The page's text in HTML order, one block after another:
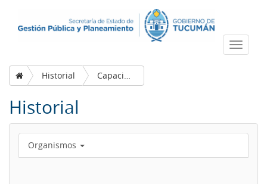
Historial
Capacitación en “Geoserver”
Historial
Organismos